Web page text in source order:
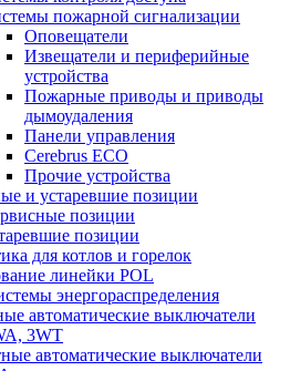
пожарной сигнализации
Оповещатели
Извещатели и периферийные
устройства
Пожарные приводы и приводы
дымоудаления
Панели управления
Cerebrus ECO
Прочие устройства
и устаревшие позиции
позиции
позиции
для котлов и горелок
линейки POL
энергораспределения
автоматические выключатели
3WT
автоматические выключатели